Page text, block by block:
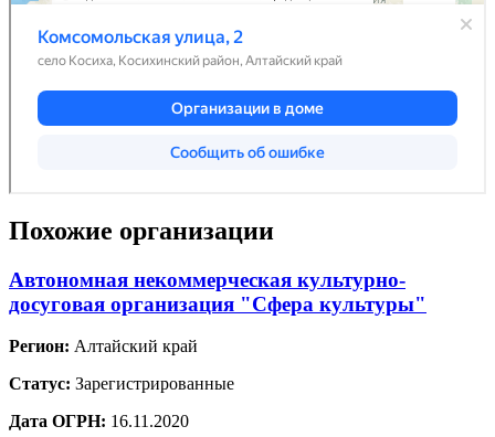
Похожие организации
Автономная некоммерческая культурно-
досуговая организация "Сфера культуры"
Регион: Алтайский край
Статус: Зарегистрированные
Дата ОГРН: 16.11.2020